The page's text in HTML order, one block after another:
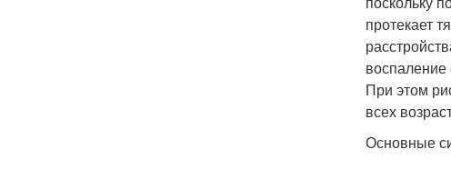
протекает
При этом
всех
Основные